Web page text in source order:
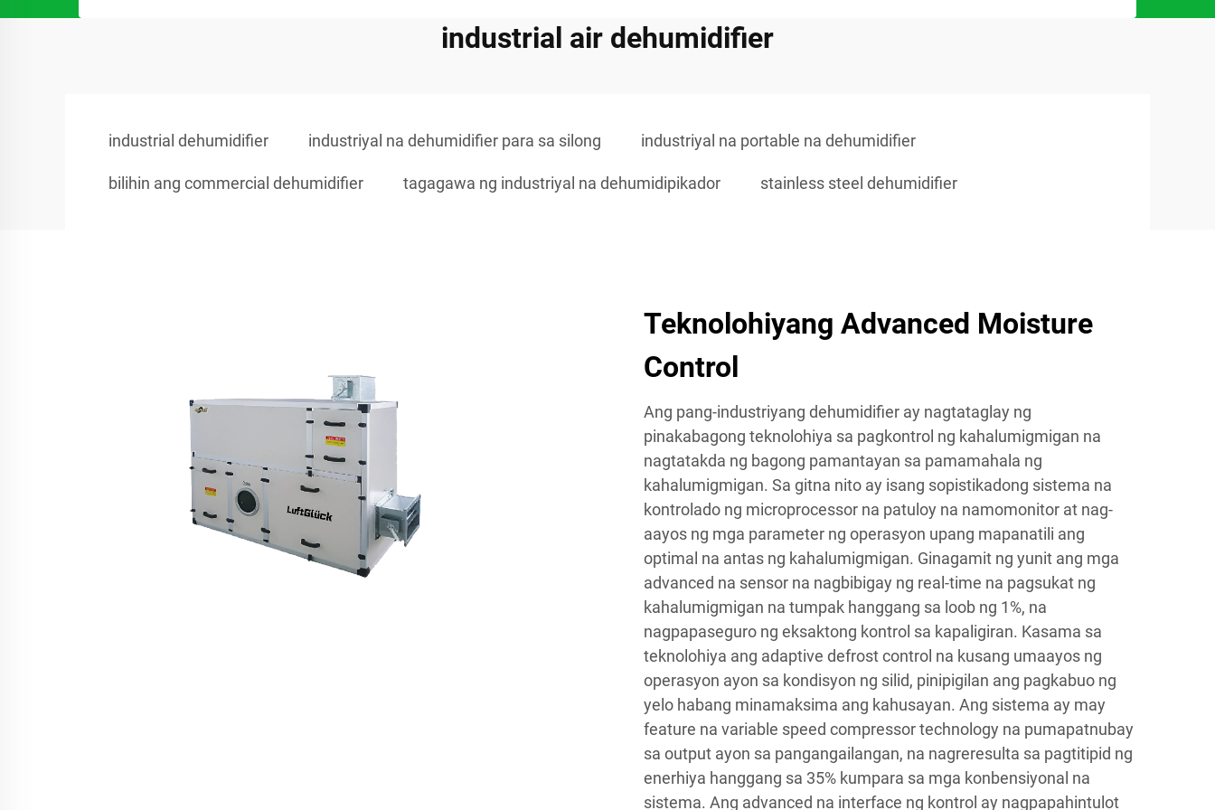
industrial air dehumidifier
industrial dehumidifier industriyal na dehumidifier para sa silong industriyal na portable na dehumidifier
bilihin ang commercial dehumidifier tagagawa ng industriyal na dehumidipikador stainless steel dehumidifier
Teknolohiyang Advanced Moisture
Control
Ang pang-industriyang dehumidifier ay nagtataglay ng
pinakabagong teknolohiya sa pagkontrol ng kahalumigmigan na
nagtatakda ng bagong pamantayan sa pamamahala ng
kahalumigmigan. Sa gitna nito ay isang sopistikadong sistema na
kontrolado ng microprocessor na patuloy na namomonitor at nag-
aayos ng mga parameter ng operasyon upang mapanatili ang
optimal na antas ng kahalumigmigan. Ginagamit ng yunit ang mga
advanced na sensor na nagbibigay ng real-time na pagsukat ng
kahalumigmigan na tumpak hanggang sa loob ng 1%, na
nagpapaseguro ng eksaktong kontrol sa kapaligiran. Kasama sa
teknolohiya ang adaptive defrost control na kusang umaayos ng
operasyon ayon sa kondisyon ng silid, pinipigilan ang pagkabuo ng
yelo habang minamaksima ang kahusayan. Ang sistema ay may
feature na variable speed compressor technology na pumapatnubay
sa output ayon sa pangangailangan, na nagreresulta sa pagtitipid ng
enerhiya hanggang sa 35% kumpara sa mga konbensiyonal na
sistema. Ang advanced na interface ng kontrol ay nagpapahintulot